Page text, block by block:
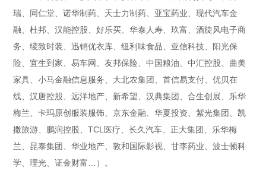
瑞、同仁堂、诺华制药、天士力制药、亚宝药业、现代汽车金
融、杜邦、汉能控股、好乐买、华泰人寿、玖富、酒旋风电子商
务、绫致时装、迅销优衣库、纽利味食品、亚信科技、阳光保
险、宜生到家、易车网、友邦保险、中国粮油、中汇控股、曲美
家具、小马金融信息服务、大北农集团、首信易支付、优贝在
线、汉唐控股、远洋地产、新希望、汉典集团、合生创展、乐华
梅兰、卡玛原创服装服饰、京东金融、华夏投资、紫光集团、凯
撒旅游、鹏润控股、TCL医疗、长久汽车、正大集团、乐华梅
兰、昆泰集团、华业地产、敦和国际影视、甘李药业、波士顿科
学、理光、证金财富…）。